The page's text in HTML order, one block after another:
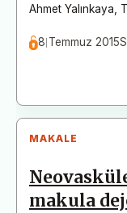
Ahmet Yalınkaya
8 Temmuz 2015
MAKALE
makula